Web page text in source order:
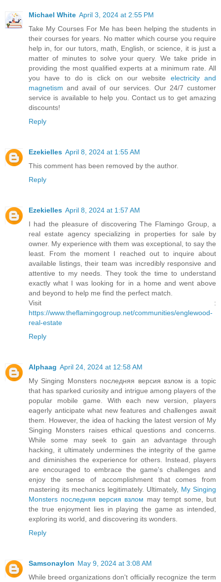
Michael White April 3, 2024 at 2:55 PM
Take My Courses For Me has been helping the students in
their courses for years. No matter which course you require
help in, for our tutors, math, English, or science, it is just a
matter of minutes to solve your query. We take pride in
providing the most qualified experts at a minimum rate. All
you have to do is click on our website electricity and
magnetism and avail of our services. Our 24/7 customer
service is available to help you. Contact us to get amazing
discounts!
Reply
Ezekielles April 8, 2024 at 1:55 AM
This comment has been removed by the author.
Reply
Ezekielles April 8, 2024 at 1:57 AM
I had the pleasure of discovering The Flamingo Group, a
real estate agency specializing in properties for sale by
owner. My experience with them was exceptional, to say the
least. From the moment I reached out to inquire about
available listings, their team was incredibly responsive and
attentive to my needs. They took the time to understand
exactly what I was looking for in a home and went above
and beyond to help me find the perfect match.
Visit :
https://www.theflamingogroup.net/communities/englewood-
real-estate
Reply
Alphaag April 24, 2024 at 12:58 AM
My Singing Monsters последняя версия взлом is a topic
that has sparked curiosity and intrigue among players of the
popular mobile game. With each new version, players
eagerly anticipate what new features and challenges await
them. However, the idea of hacking the latest version of My
Singing Monsters raises ethical questions and concerns.
While some may seek to gain an advantage through
hacking, it ultimately undermines the integrity of the game
and diminishes the experience for others. Instead, players
are encouraged to embrace the game's challenges and
enjoy the sense of accomplishment that comes from
mastering its mechanics legitimately. Ultimately, My Singing
Monsters последняя версия взлом may tempt some, but
the true enjoyment lies in playing the game as intended,
exploring its world, and discovering its wonders.
Reply
Samsonaylon May 9, 2024 at 3:08 AM
While breed organizations don't officially recognize the term